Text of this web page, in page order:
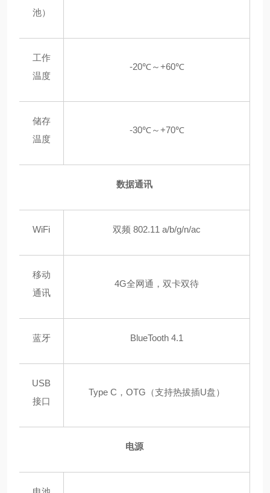
池）
工作
温度
-20℃～+60℃
储存
温度
-30℃～+70℃
数据通讯
WiFi 双频 802.11 a/b/g/n/ac
移动
通讯
4G全网通，双卡双待
蓝牙 BlueTooth 4.1
USB
接口
Type C，OTG（支持热拔插U盘）
电源